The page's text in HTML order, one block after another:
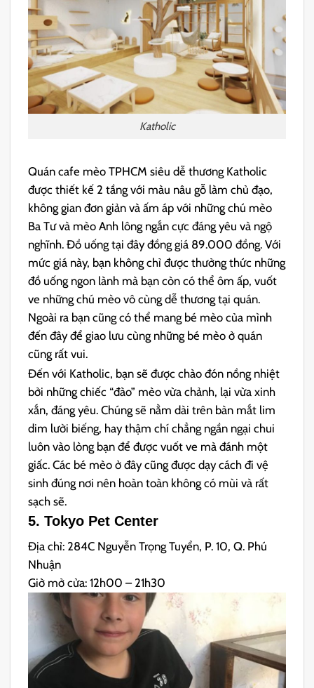
Katholic
Quán cafe mèo TPHCM siêu dễ thương Katholic
được thiết kế 2 tầng với màu nâu gỗ làm chủ đạo,
không gian đơn giản và ấm áp với những chú mèo
Ba Tư và mèo Anh lông ngắn cực đáng yêu và ngộ
nghĩnh. Đồ uống tại đây đồng giá 89.000 đồng. Với
mức giá này, bạn không chỉ được thưởng thức những
đồ uống ngon lành mà bạn còn có thể ôm ấp, vuốt
ve những chú mèo vô cùng dễ thương tại quán.
Ngoài ra bạn cũng có thể mang bé mèo của mình
đến đây để giao lưu cùng những bé mèo ở quán
cũng rất vui.
Đến với Katholic, bạn sẽ được chào đón nồng nhiệt
bởi những chiếc “đào” mèo vừa chảnh, lại vừa xinh
xắn, đáng yêu. Chúng sẽ nằm dài trên bàn mắt lim
dim lười biếng, hay thậm chí chẳng ngần ngại chui
luôn vào lòng bạn để được vuốt ve mà đánh một
giấc. Các bé mèo ở đây cũng được dạy cách đi vệ
sinh đúng nơi nên hoàn toàn không có mùi và rất
sạch sẽ.
5. Tokyo Pet Center
Địa chỉ: 284C Nguyễn Trọng Tuyển, P. 10, Q. Phú
Nhuận
Giờ mở cửa: 12h00 – 21h30